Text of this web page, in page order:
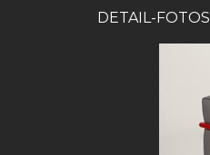
DETAIL-FOTOS